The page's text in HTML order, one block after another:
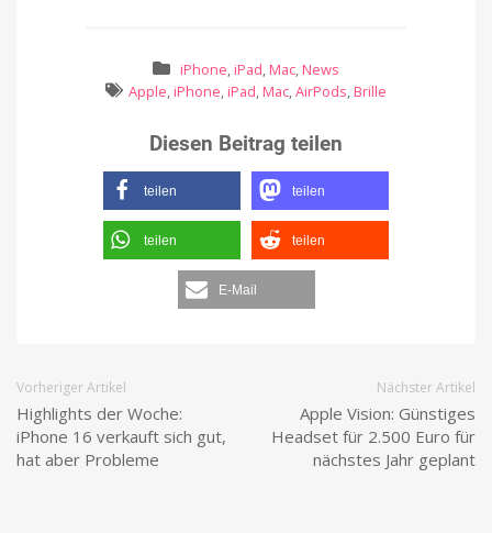
iPhone, iPad, Mac, News
Apple, iPhone, iPad, Mac,AirPods, Brille
Diesen Beitrag teilen
teilen teilen
teilen teilen
E-Mail
Vorheriger Artikel
Highlights der Woche:
iPhone 16 verkauft sich gut,
hat aber Probleme
Nächster Artikel
Apple Vision: Günstiges
Headset für 2.500 Euro für
nächstes Jahr geplant